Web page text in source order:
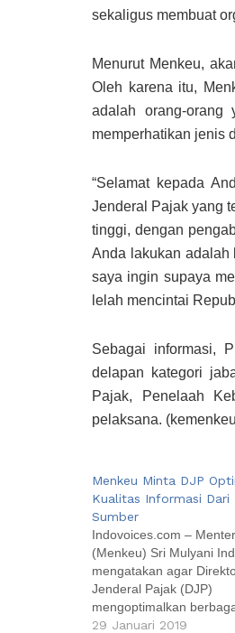
sekaligus membuat
Menurut Menkeu,
Oleh karena itu,
adalah orang-orang
memperhatikan jenis
“Selamat kepada
Jenderal Pajak yang
tinggi, dengan
Anda lakukan adalah
saya ingin supaya
lelah mencintai
Sebagai informasi,
delapan kategori
Pajak, Penelaah
pelaksana.
Menkeu Minta DJP
Kualitas Informasi Dari
Sumber
Indovoices.com –
(Menkeu) Sri Mulyani
mengatakan agar
Jenderal Pajak (DJP)
mengoptimalkan
informasi yang kredibel
29 Januari 2019